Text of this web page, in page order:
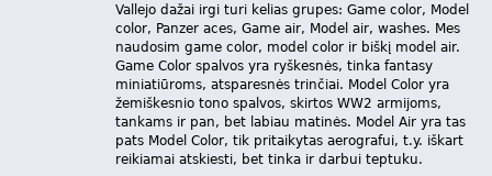
Vallejo dažai irgi turi kelias grupes: Game color, Model
color, Panzer aces, Game air, Model air, washes. Mes
naudosim game color, model color ir biškį model air.
Game Color spalvos yra ryškesnės, tinka fantasy
miniatiūroms, atsparesnės trinčiai. Model Color yra
žemiškesnio tono spalvos, skirtos WW2 armijoms,
tankams ir pan, bet labiau matinės. Model Air yra tas
pats Model Color, tik pritaikytas aerografui, t.y. iškart
reikiamai atskiesti, bet tinka ir darbui teptuku.